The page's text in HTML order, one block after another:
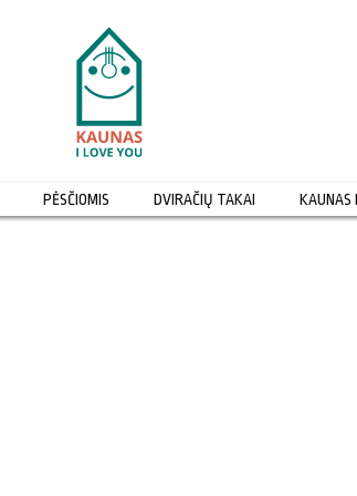
PĖSČIOMIS DVIRAČIŲ TAKAI KAUNAS